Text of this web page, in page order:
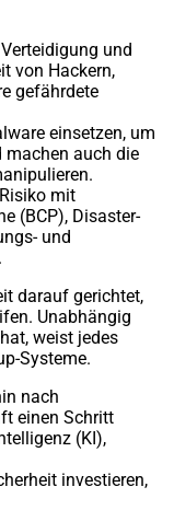
und
von Hackern,
gefährdete
einsetzen, um
machen auch die
mit
(BCP), Disaster-
und
darauf gerichtet,
Unabhängig
weist jedes
Systeme.
nach
einen Schritt
(KI),
investieren,